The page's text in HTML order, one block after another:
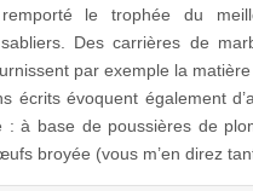
remporté le trophée du
Des carrières de
par exemple la matière
écrits évoquent également
: à base de poussières de
broyée (vous m’en direz